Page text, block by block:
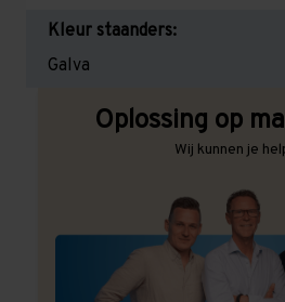
Kleur staanders:
Galva
Oplossing op
Wij kunnen je